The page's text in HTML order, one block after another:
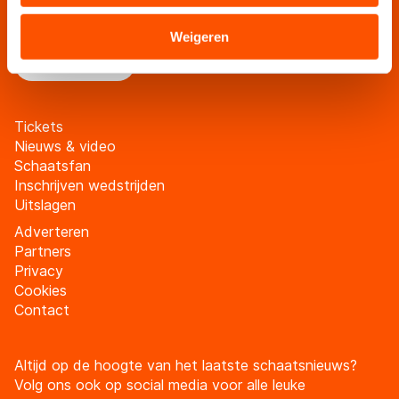
verstrekt of die zij hebben verzameld via hun services.
Sommige partners kunnen gegevens doorgeven aan
landen buiten de EU, zoals de VS, waar mogelijk geen
adequaat beschermingsniveau geldt volgens de GDPR.
overdracht. Meer informatie vindt u in ons
Weigeren
Blijf op de hoogte van al het schaatsnieuws via de
Meld je aan
Tickets
Nieuws & video
Schaatsfan
Inschrijven wedstrijden
Uitslagen
Adverteren
Partners
Privacy
Cookies
Contact
Altijd op de hoogte van het laatste schaatsnieuws?
Volg ons ook op social media voor alle leuke